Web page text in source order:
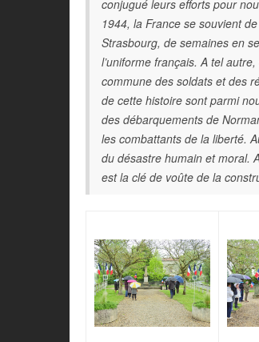
conjugué leurs efforts pour
1944, la France se souvient
Strasbourg, de semaines en
l’uniforme français. A tel
commune des soldats et des
de cette histoire sont parmi
des débarquements de
les combattants de la liberté.
du désastre humain et moral.
est la clé de voûte de la